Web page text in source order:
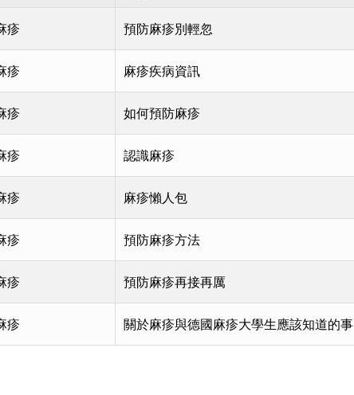
疹 預防麻疹別輕忽
疹 麻疹疾病資訊
疹 如何預防麻疹
疹 認識麻疹
疹 麻疹懶人包
疹 預防麻疹方法
疹 預防麻疹再接再厲
疹 關於麻疹與德國麻疹大學生應該知道的事